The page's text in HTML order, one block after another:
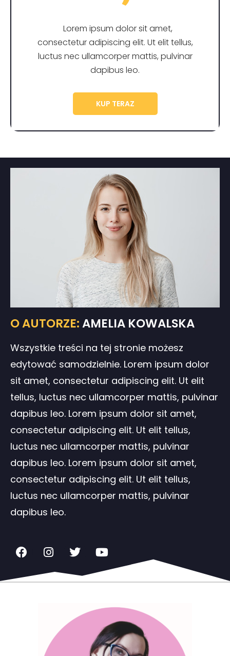
Lorem ipsum dolor sit amet,
consectetur adipiscing elit. Ut elit tellus,
luctus nec ullamcorper mattis, pulvinar
dapibus leo.
KUP TERAZ
O AUTORZE:AMELIA KOWALSKA
Wszystkie treści na tej stronie możesz
edytować samodzielnie. Lorem ipsum dolor
sit amet, consectetur adipiscing elit. Ut elit
tellus, luctus nec ullamcorper mattis, pulvinar
dapibus leo. Lorem ipsum dolor sit amet,
consectetur adipiscing elit. Ut elit tellus,
luctus nec ullamcorper mattis, pulvinar
dapibus leo. Lorem ipsum dolor sit amet,
consectetur adipiscing elit. Ut elit tellus,
luctus nec ullamcorper mattis, pulvinar
dapibus leo.